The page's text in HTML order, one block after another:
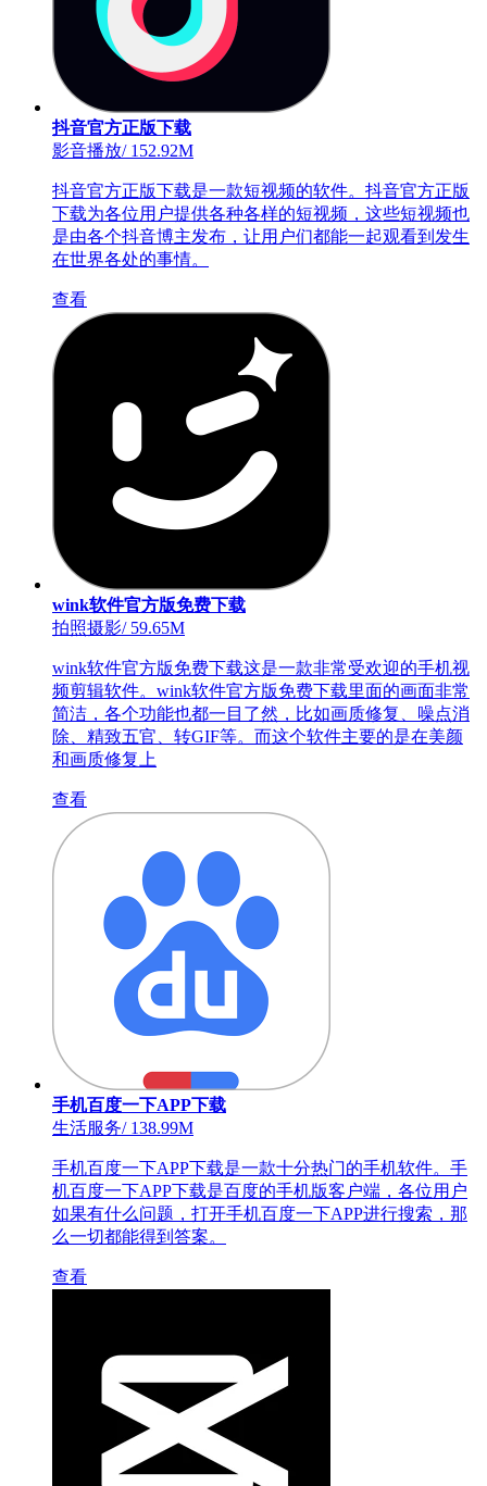
抖音官方正版下载
影音播放/152.92M
抖音官方正版下载是一款短视频的软件。抖音官方正版
下载为各位用户提供各种各样的短视频，这些短视频也
是由各个抖音博主发布，让用户们都能一起观看到发生
在世界各处的事情。
查看
wink软件官方版免费下载
拍照摄影/59.65M
wink软件官方版免费下载这是一款非常受欢迎的手机视
频剪辑软件。wink软件官方版免费下载里面的画面非常
简洁，各个功能也都一目了然，比如画质修复、噪点消
除、精致五官、转GIF等。而这个软件主要的是在美颜
和画质修复上
查看
手机百度一下APP下载
生活服务/138.99M
手机百度一下APP下载是一款十分热门的手机软件。手
机百度一下APP下载是百度的手机版客户端，各位用户
如果有什么问题，打开手机百度一下APP进行搜索，那
么一切都能得到答案。
查看